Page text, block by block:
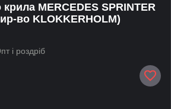
MERCEDES SPRINTER
во KLOKKERHOLM)
і роздріб